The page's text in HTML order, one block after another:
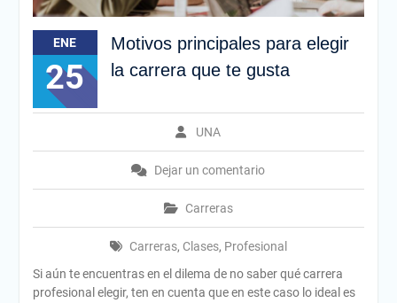
ENE
25
Motivos principales para elegir
la carrera que te gusta
UNA
Dejar un comentario
Carreras
Carreras, Clases, Profesional
Si aún te encuentras en el dilema de no saber qué carrera
profesional elegir, ten en cuenta que en este caso lo ideal es